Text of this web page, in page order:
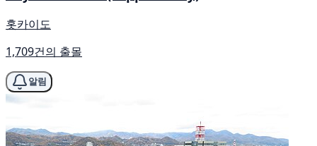
홋카이도
1,709건의 출몰
알림